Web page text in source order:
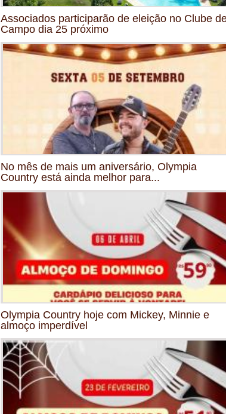
Associados participarão de eleição no Clube
Campo dia 25 próximo
No mês de mais um aniversário, Olympia
Country está ainda melhor para...
Olympia Country hoje com Mickey, Minnie e
almoço imperdível